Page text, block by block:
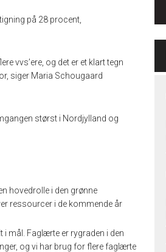
på 28 procent,
vvs’ere, og det er et klart tegn
siger Maria Schougaard
størst i Nordjylland og
hovedrolle i den grønne
ressourcer i de kommende år
mål. Faglærte er rygraden i den
og vi har brug for flere faglærte